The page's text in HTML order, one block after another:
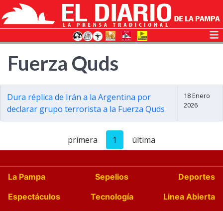
Fuerza Quds
Dura réplica de Irán a la Argentina por
declarar grupo terrorista a la Fuerza Quds
18 Enero
2026
primera 1 última
La Pampa Sepelios
Deportes
Espectáculos
Tecnología
Linea Abierta